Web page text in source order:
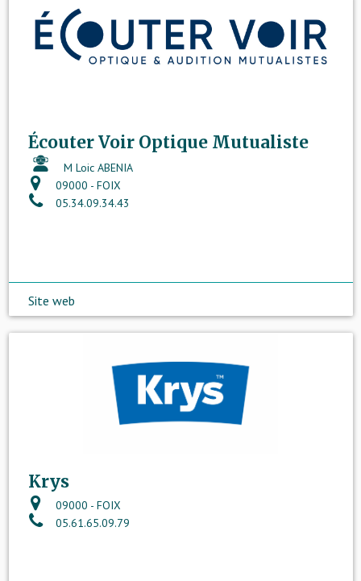
Écouter Voir Optique Mutualiste
M Loic ABENIA
09000 - FOIX
05.34.09.34.43
Site web
Krys
09000 - FOIX
05.61.65.09.79